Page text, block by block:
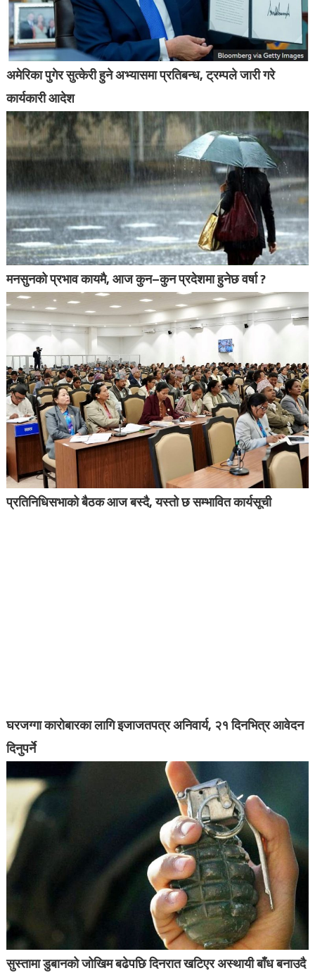
अमेरिका पुगेर सुत्केरी हुने अभ्यासमा प्रतिबन्ध, ट्रम्पले जारी गरे
कार्यकारी आदेश
मनसुनको प्रभाव कायमै, आज कुन–कुन प्रदेशमा हुनेछ वर्षा ?
प्रतिनिधिसभाको बैठक आज बस्दै, यस्तो छ सम्भावित कार्यसूची
घरजग्गा कारोबारका लागि इजाजतपत्र अनिवार्य, २१ दिनभित्र आवेदन
दिनुपर्ने
सुस्तामा डुबानको जोखिम बढेपछि दिनरात खटिएर अस्थायी बाँध बनाउदै